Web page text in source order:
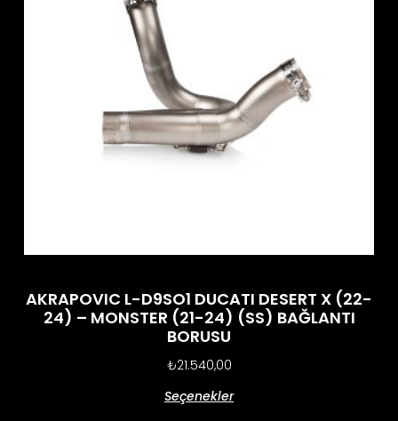
AKRAPOVIC L-D9SO1 DUCATI DESERT X (22-
24) – MONSTER (21-24) (SS) BAĞLANTI
BORUSU
₺21.540,00
Seçenekler